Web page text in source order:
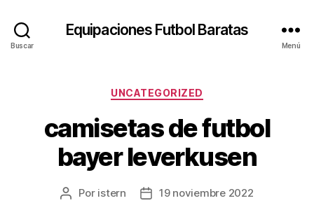
Buscar
Equipaciones Futbol Baratas
Menú
Categorías
UNCATEGORIZED
camisetas de futbol
bayer leverkusen
Autor
Por istern
Fecha19 noviembre 2022